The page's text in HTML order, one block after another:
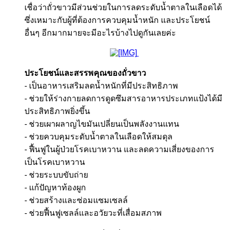
เชื่อว่าถั่วขาวมีส่วนช่วยในการลดระดับน้ำตาลในเลือดได้
ซึ่งเหมาะกับผู้ที่ต้องการควบคุมน้ำหนัก และประโยชน์
อื่นๆ อีกมากมายจะมีอะไรบ้างไปดูกันเลยค่ะ
ประโยชน์และสรรพคุณของถั่วขาว
- เป็นอาหารเสริมลดน้ำหนักที่มีประสิทธิภาพ
- ช่วยให้ร่างกายลดการดูดซึมสารอาหารประเภทแป้งได้มี
ประสิทธิภาพยิ่งขึ้น
- ช่วยเผาผลาญไขมันเปลี่ยนเป็นพลังงานแทน
- ช่วยควบคุมระดับน้ำตาลในเลือดให้สมดุล
- ฟื้นฟูในผู้ป่วยโรคเบาหวาน และลดความเสี่ยงของการ
เป็นโรคเบาหวาน
- ช่วยระบบขับถ่าย
- แก้ปัญหาท้องผูก
- ช่วยสร้างและซ่อมแซมเซลล์
- ช่วยฟื้นฟูเซลล์และอวัยวะที่เสื่อมสภาพ